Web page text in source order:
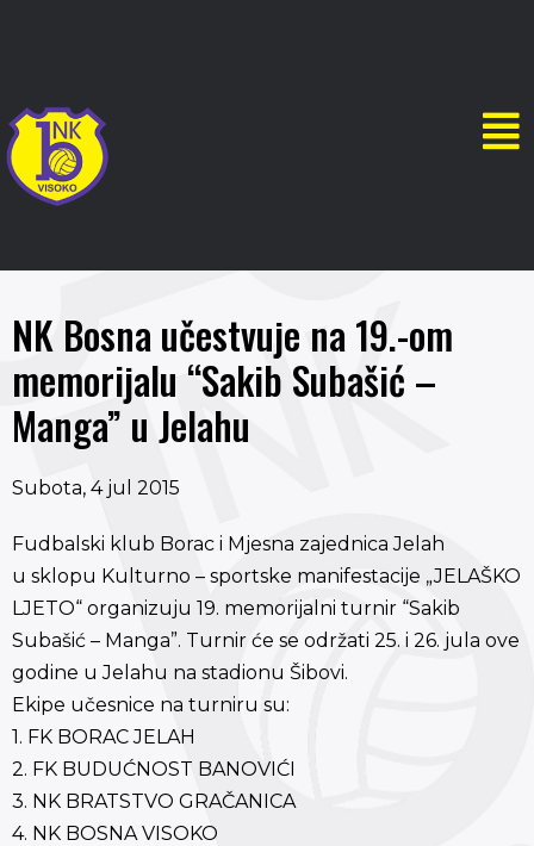
NK Bosna učestvuje na 19.-om
memorijalu “Sakib Subašić –
Manga” u Jelahu
Subota, 4 jul 2015
Fudbalski klub Borac i Mjesna zajednica Jelah
u sklopu Kulturno – sportske manifestacije „JELAŠKO
LJETO“ organizuju 19. memorijalni turnir “Sakib
Subašić – Manga”. Turnir će se održati 25. i 26. jula ove
godine u Jelahu na stadionu Šibovi.
Ekipe učesnice na turniru su:
1. FK BORAC JELAH
2. FK BUDUĆNOST BANOVIĆI
3. NK BRATSTVO GRAČANICA
4. NK BOSNA VISOKO